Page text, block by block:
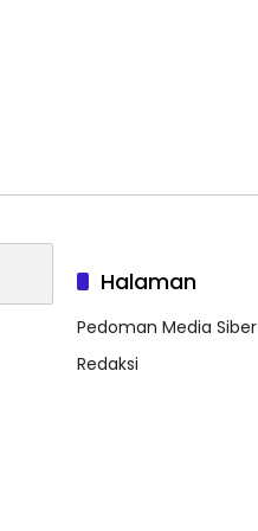
Halaman
Pedoman Media Siber
Redaksi